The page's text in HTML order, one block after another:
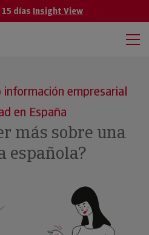
días Insight View
empresarial
en España
más sobre una
española?